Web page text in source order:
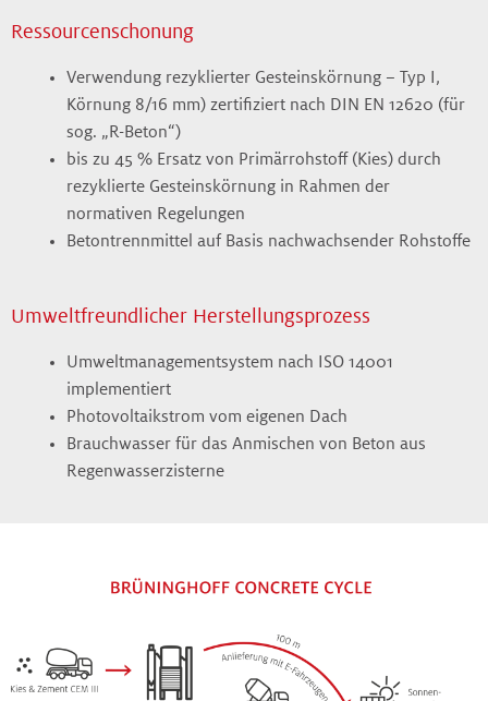
Ressourcenschonung
Verwendung rezyklierter Gesteinskörnung − Typ I,
Körnung 8/16 mm) zertifiziert nach DIN EN 12620 (für
sog. „R-Beton“)
bis zu 45 % Ersatz von Primärrohstoff (Kies) durch
rezyklierte Gesteinskörnung in Rahmen der
normativen Regelungen
Betontrennmittel auf Basis nachwachsender Rohstoffe
Umweltfreundlicher Herstellungsprozess
Umweltmanagementsystem nach ISO 14001
implementiert
Photovoltaikstrom vom eigenen Dach
Brauchwasser für das Anmischen von Beton aus
Regenwasserzisterne